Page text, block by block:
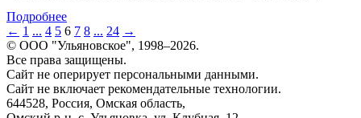
Подробнее
← 1 ... 4 5 6 7 8 ... 24 →
© ООО "Ульяновское", 1998–2026.
Все права защищены.
Сайт не оперирует персональными данными.
Сайт не включает рекомендательные технологии.
644528, Россия, Омская область,